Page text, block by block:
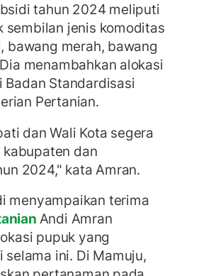
tahun 2024 meliputi
sembilan jenis komoditas
bawang merah, bawang
Dia menambahkan alokasi
Standardisasi
Pertanian.
dan Wali Kota segera
dan
2024," kata Amran.
menyampaikan terima
Andi Amran
pupuk yang
selama ini. Di Mamuju,